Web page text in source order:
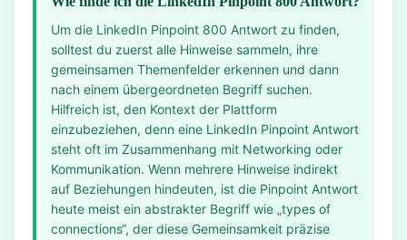
Um die LinkedIn Pinpoint 800 Antwort zu finden,
solltest du zuerst alle Hinweise sammeln, ihre
gemeinsamen Themenfelder erkennen und dann
nach einem übergeordneten Begriff suchen.
Hilfreich ist, den Kontext der Plattform
einzubeziehen, denn eine LinkedIn Pinpoint Antwort
steht oft im Zusammenhang mit Networking oder
Kommunikation. Wenn mehrere Hinweise indirekt
auf Beziehungen hindeuten, ist die Pinpoint Antwort
heute meist ein abstrakter Begriff wie „types of
connections“, der diese Gemeinsamkeit präzise